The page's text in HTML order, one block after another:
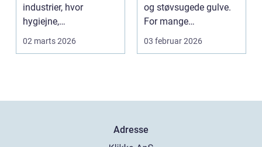
industrier, hvor
hygiejne,
driftssikkerhed ...
02 marts 2026
og støvsugede gulve.
For mange
virksomheder i
03 februar 2026
Adresse